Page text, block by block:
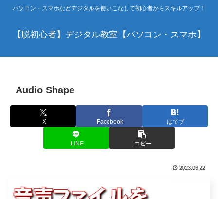
パソコン・スマホなどデジタルを使いこなして初心者からスキルアップ！
【脱初心者】デジタル教室【パソコン・スマホ】
Audio Shape
X Facebook はてブ
LINE コピー
2023.06.22